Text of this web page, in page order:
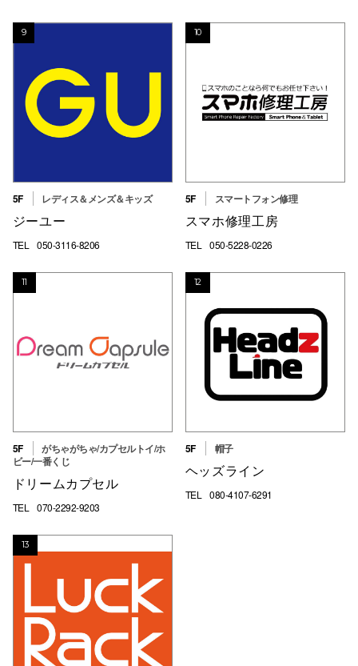
9
5F レディス＆メンズ＆キッズ
ジーユー
TEL 050-3116-8206
10
5F スマートフォン修理
スマホ修理工房
TEL 050-5228-0226
11
5F
がちゃがちゃ/カプセルトイ/ホ
ビー/一番くじ
ドリームカプセル
TEL 070-2292-9203
12
5F 帽子
ヘッズライン
TEL 080-4107-6291
13